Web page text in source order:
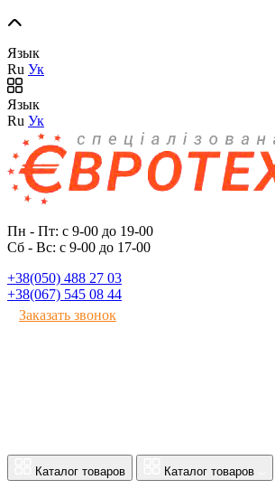
Язык
Ru Ук
Язык
Ru Ук
Пн - Пт: с 9-00 до 19-00
Сб - Вс: с 9-00 до 17-00
+38(050) 488 27 03
+38(067) 545 08 44
Заказать звонок
Каталог товаров Каталог товаров